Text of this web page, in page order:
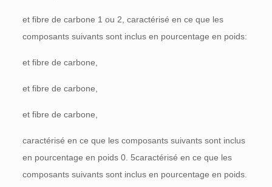
et fibre de carbone 1 ou 2, caractérisé en ce que les
composants suivants sont inclus en pourcentage en poids:
et fibre de carbone,
et fibre de carbone,
et fibre de carbone,
caractérisé en ce que les composants suivants sont inclus
en pourcentage en poids 0. 5caractérisé en ce que les
composants suivants sont inclus en pourcentage en poids.